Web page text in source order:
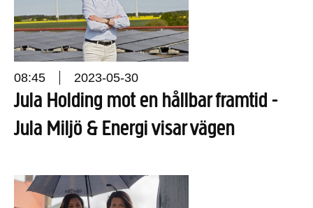
08:45 2023-05-30
Jula Holding mot en hållbar framtid -
Jula Miljö & Energi visar vägen